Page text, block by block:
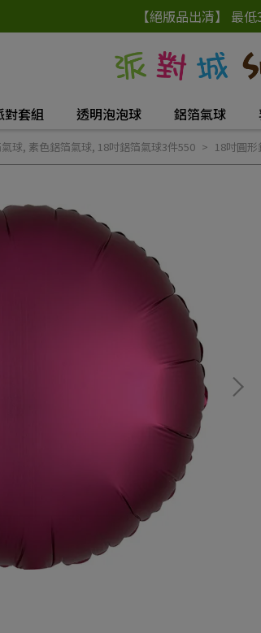
【絕版品出清】 最
對套組 透明泡泡球 鋁箔氣球
球, 素色鋁箔氣球, 18吋鋁箔氣球3件550 18吋圓